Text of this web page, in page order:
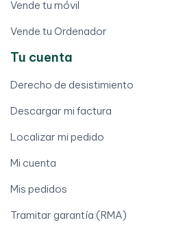
Vende tu móvil
Vende tu Ordenador
Tu cuenta
Derecho de desistimiento
Descargar mi factura
Localizar mi pedido
Mi cuenta
Mis pedidos
Tramitar garantía (RMA)